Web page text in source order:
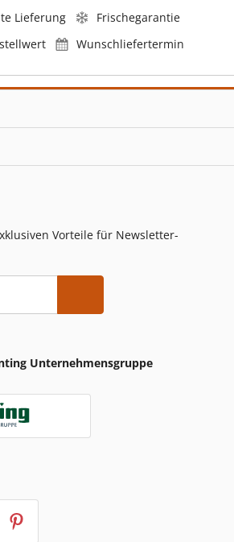
Lieferung
Frischegarantie
Wunschliefertermin
Vorteile für Newsletter-
Unternehmensgruppe